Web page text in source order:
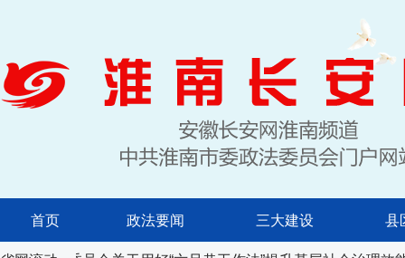
首页 政法要闻 三大建设 县